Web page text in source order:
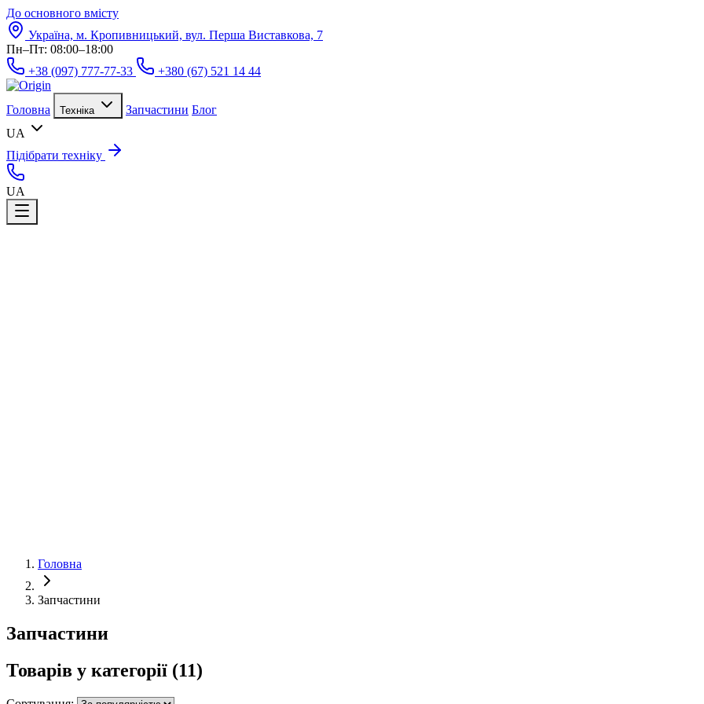
До основного вмісту
Україна, м. Кропивницький, вул. Перша Виставкова, 7
Пн–Пт: 08:00–18:00
+38 (097) 777-77-33
+380 (67) 521 14 44
Головна Техніка Запчастини Блог
UA
Підібрати техніку
UA
Головна
Запчастини
Запчастини
Товарів у категорії (11)